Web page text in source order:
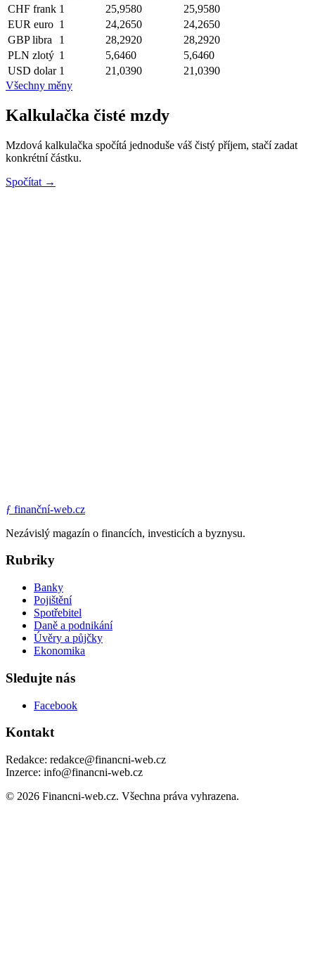
CHF frank 1 25,9580
25,9580
EUR euro 1 24,2650
24,2650
GBP libra 1 28,2920
28,2920
PLN zlotý 1 5,6460
5,6460
USD dolar 1 21,0390
21,0390
Všechny měny
Kalkulačka čisté mzdy
Mzdová kalkulačka spočítá jednoduše váš čistý příjem, stačí zadat
konkrétní částku.
Spočítat →
ƒ finanční-web.cz
Nezávislý magazín o financích, investicích a byznysu.
Rubriky
Banky
Pojištění
Spotřebitel
Daně a podnikání
Úvěry a půjčky
Ekonomika
Sledujte nás
Facebook
Kontakt
Redakce: redakce@financni-web.cz
Inzerce: info@financni-web.cz
© 2026 Financni-web.cz. Všechna práva vyhrazena.